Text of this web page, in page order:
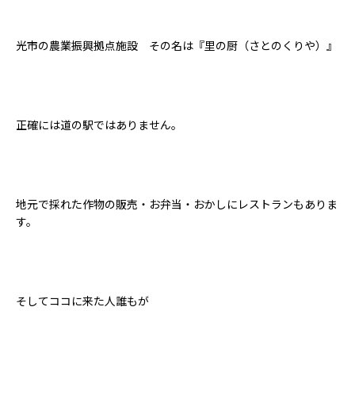
光市の農業振興拠点施設 その名は『里の厨（さとのくりや）』
正確には道の駅ではありません。
地元で採れた作物の販売・お弁当・おかしにレストランもありま
す。
そしてココに来た人誰もが